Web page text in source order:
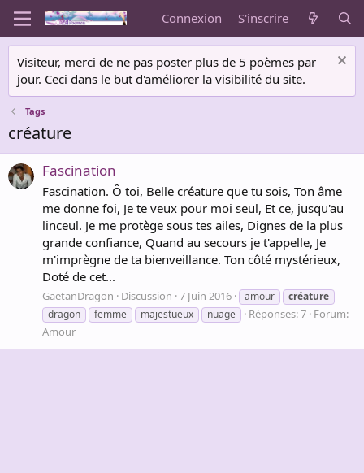
Connexion S'inscrire
Visiteur, merci de ne pas poster plus de 5 poèmes par
jour. Ceci dans le but d'améliorer la visibilité du site.
Tags
créature
Fascination
Fascination. Ô toi, Belle créature que tu sois, Ton âme
me donne foi, Je te veux pour moi seul, Et ce, jusqu'au
linceul. Je me protège sous tes ailes, Dignes de la plus
grande confiance, Quand au secours je t'appelle, Je
m'imprègne de ta bienveillance. Ton côté mystérieux,
Doté de cet...
GaetanDragon Discussion 7 Juin 2016 amour
créature
dragon
femme majestueux nuage Réponses: 7 Forum:
Amour